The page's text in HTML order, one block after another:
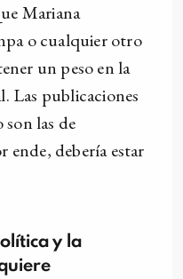
Mariana
o cualquier otro
un peso en la
Las publicaciones
las de
ende, debería estar
y la